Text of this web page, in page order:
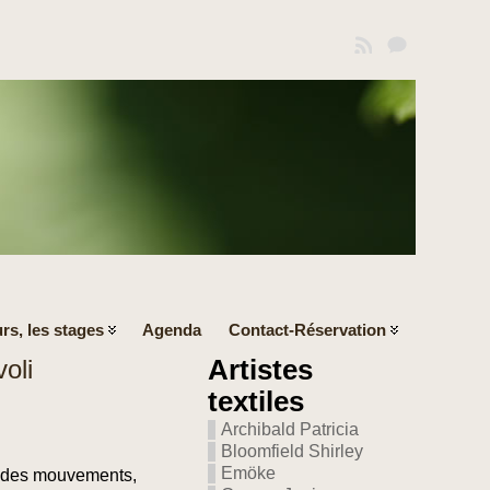
les stages Agenda Contact-Réservation
mouvements,
Artistes
textiles
Archibald Patricia
Bloomfield Shirley
Emöke